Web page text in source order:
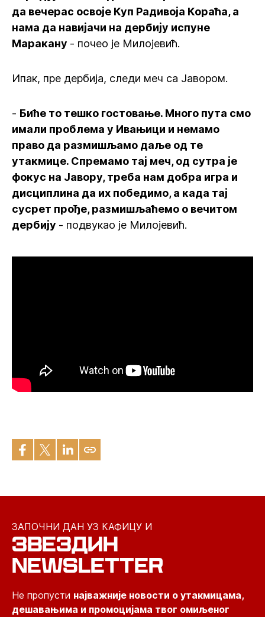
да вечерас освоје Куп Радивоја Кораћа, а
нама да навијачи на дербију испуне
Маракану - почео је Милојевић.
Ипак, пре дербија, следи меч са Јавором.
- Биће то тешко гостовање. Много пута смо
имали проблема у Ивањици и немамо
право да размишљамо даље од те
утакмице. Спремамо тај меч, од сутра је
фокус на Јавору, треба нам добра игра и
дисциплина да их победимо, а када тај
сусрет прође, размишљаћемо о вечитом
дербију - подвукао је Милојевић.
ЗАПОЧНИ ДАН УЗ КАФИЦУ И
ЗВЕЗДИН
NEWSLETTER
Не пропусти најважније новости о утакмицама,
дешавањима и промоцијама твог омиљеног